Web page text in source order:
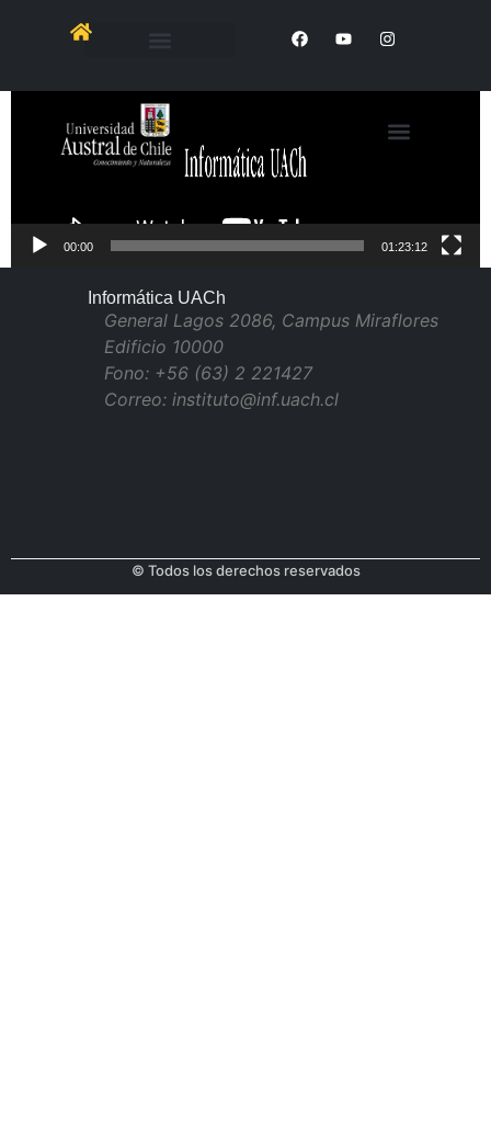
00:00 01:23:12
Informática UACh
General Lagos 2086, Campus Miraflores
Edificio 10000
Fono: +56 (63) 2 221427
Correo: instituto@inf.uach.cl
© Todos los derechos reservados